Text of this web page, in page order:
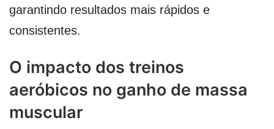
garantindo resultados mais rápidos e
consistentes.
O impacto dos treinos
aeróbicos no ganho de massa
muscular